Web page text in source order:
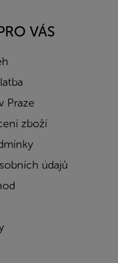
VÁS
Praze
zboží
údajů